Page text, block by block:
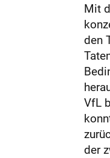
Mit
den
VfL
der